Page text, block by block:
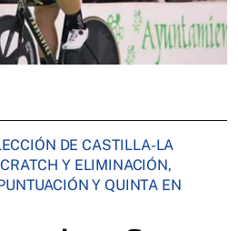
DE CASTILLA-LA
Y ELIMINACIÓN,
Y QUINTA EN